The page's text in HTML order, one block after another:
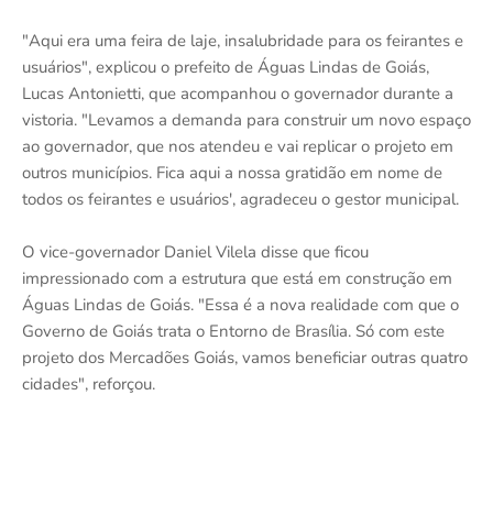
"Aqui era uma feira de laje, insalubridade para os feirantes e
usuários", explicou o prefeito de Águas Lindas de Goiás,
Lucas Antonietti, que acompanhou o governador durante a
vistoria. "Levamos a demanda para construir um novo espaço
ao governador, que nos atendeu e vai replicar o projeto em
outros municípios. Fica aqui a nossa gratidão em nome de
todos os feirantes e usuários', agradeceu o gestor municipal.
O vice-governador Daniel Vilela disse que ficou
impressionado com a estrutura que está em construção em
Águas Lindas de Goiás. "Essa é a nova realidade com que o
Governo de Goiás trata o Entorno de Brasília. Só com este
projeto dos Mercadões Goiás, vamos beneficiar outras quatro
cidades", reforçou.